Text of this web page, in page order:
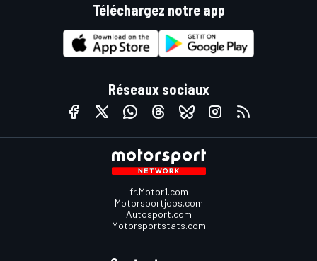
Téléchargez notre app
Réseaux sociaux
fr.Motor1.com
Motorsportjobs.com
Autosport.com
Motorsportstats.com